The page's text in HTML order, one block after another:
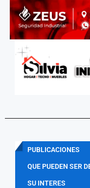
PUBLICACIONES
QUE PUEDEN SER
SU INTERES